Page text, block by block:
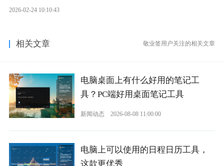
2026-02-24 10:10:43
相关文章 敬业签用户关注的相关文章
电脑桌面上有什么好用的笔记工
具？PC端好用桌面笔记工具
新闻动态 2026-08-08 11:00:00
电脑上可以使用的日程日历工具，
这款更优秀